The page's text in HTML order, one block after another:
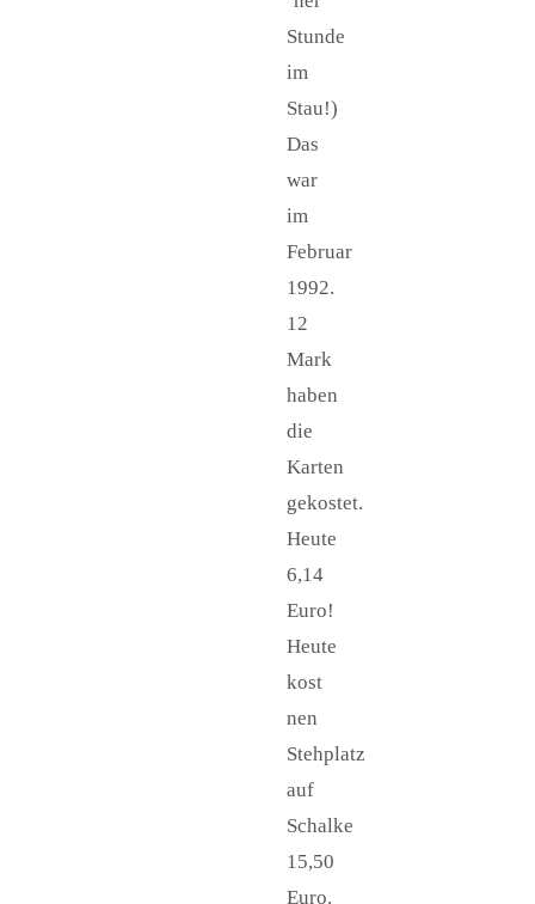
Stunde
im
Stau!)
Das
war
im
Februar
1992.
12
Mark
haben
die
Karten
gekostet.
Heute
6,14
Euro!
Heute
kost
nen
Stehplatz
auf
Schalke
15,50
Euro.